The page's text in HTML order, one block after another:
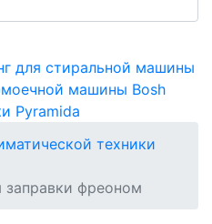
для стиральной машины
машины Bosh
Pyramida
техники
фреоном